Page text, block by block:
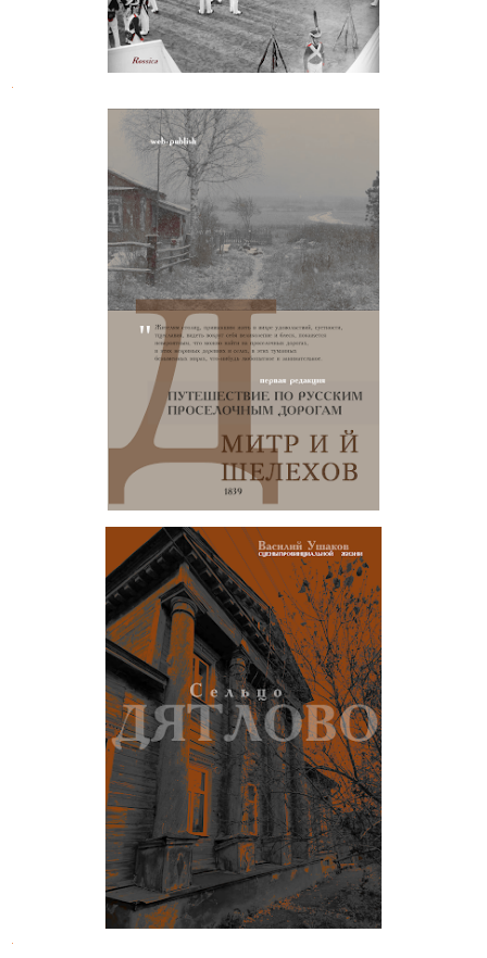
Дмитрий Шелехов. Путешествие по
русским проселочным дорогам
Василий Ушаков. Сельцо Дятлово